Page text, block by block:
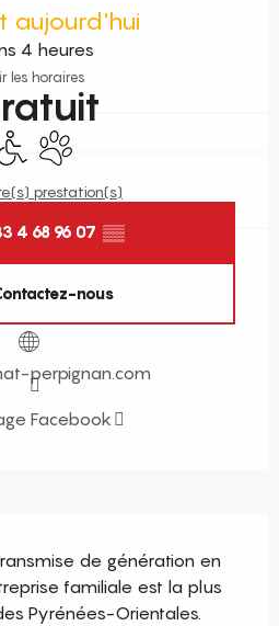
aujourd'hui
4 heures
les horaires
Accès handicapés
Animaux acceptés
prestation(s)
4 68 96 07 ▒▒
nous
perpignan.com
Facebook
de génération en
familiale est la plus
Pyrénées-Orientales.